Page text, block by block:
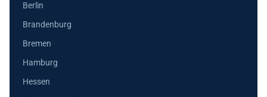
Berlin
Brandenburg
Bremen
Hamburg
Hessen